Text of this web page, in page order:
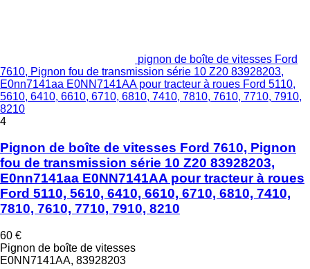
pignon de boîte de vitesses Ford
7610, Pignon fou de transmission série 10 Z20 83928203,
E0nn7141aa E0NN7141AA pour tracteur à roues Ford 5110,
5610, 6410, 6610, 6710, 6810, 7410, 7810, 7610, 7710, 7910,
8210
4
Pignon de boîte de vitesses Ford 7610, Pignon
fou de transmission série 10 Z20 83928203,
E0nn7141aa E0NN7141AA pour tracteur à roues
Ford 5110, 5610, 6410, 6610, 6710, 6810, 7410,
7810, 7610, 7710, 7910, 8210
60 €
Pignon de boîte de vitesses
E0NN7141AA, 83928203